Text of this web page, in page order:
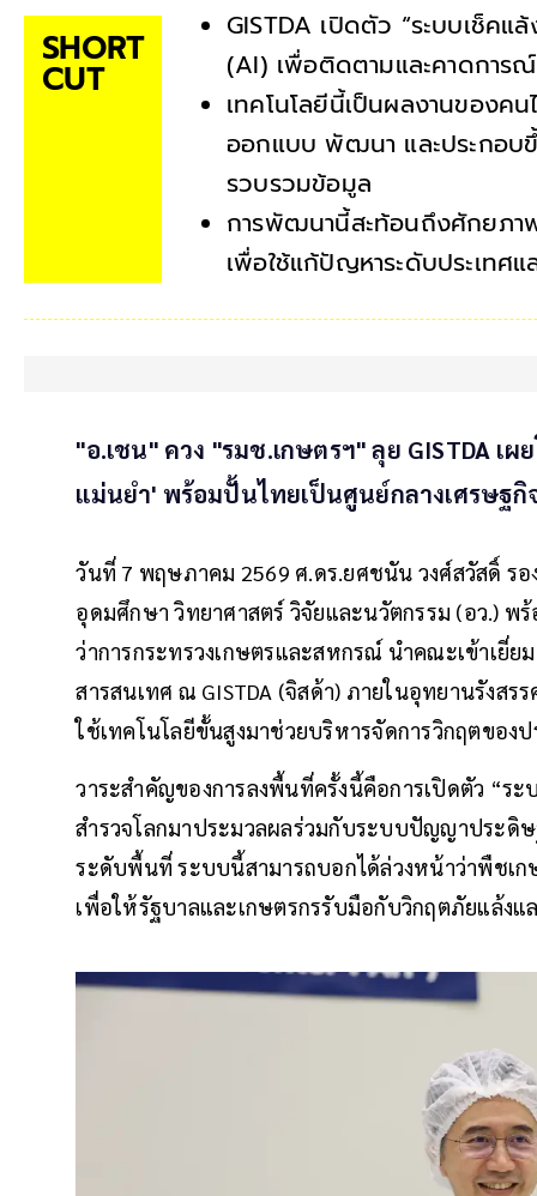
SHORT
CUT
GISTDA เปิดตัว “ระบบเช็ค
(AI) เพื่อติดตามและคาดการ
เทคโนโลยีนี้เป็นผลงานของค
ออกแบบ พัฒนา และประกอบ
รวบรวมข้อมูล
การพัฒนานี้สะท้อนถึงศักยภา
เพื่อใช้แก้ปัญหาระดับประเทศ
"อ.เชน" ควง "รมช.เกษตรฯ" ลุย GISTDA เ
แม่นยำ' พร้อมปั้นไทยเป็นศูนย์กลางเศรษฐกิ
วันที่ 7 พฤษภาคม 2569 ศ.ดร.ยศชนัน วงศ์สวัสดิ์ รอ
อุดมศึกษา วิทยาศาสตร์ วิจัยและนวัตกรรม (อว.) พ
ว่าการกระทรวงเกษตรและสหกรณ์ นำคณะเข้าเยี่
สารสนเทศ ณ GISTDA (จิสด้า) ภายในอุทยานรังส
ใช้เทคโนโลยีขั้นสูงมาช่วยบริหารจัดการวิกฤตของป
วาระสำคัญของการลงพื้นที่ครั้งนี้คือการเปิดตัว “ร
สำรวจโลกมาประมวลผลร่วมกับระบบปัญญาประดิษ
ระดับพื้นที่ ระบบนี้สามารถบอกได้ล่วงหน้าว่าพืชเ
เพื่อให้รัฐบาลและเกษตรกรรับมือกับวิกฤตภัยแล้ง